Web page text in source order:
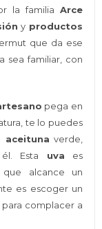
la familia Arce
y productos
que da ese
sea familiar, con
pega en
te lo puedes
aceituna verde,
Esta uva es
alcance un
es escoger un
complacer a